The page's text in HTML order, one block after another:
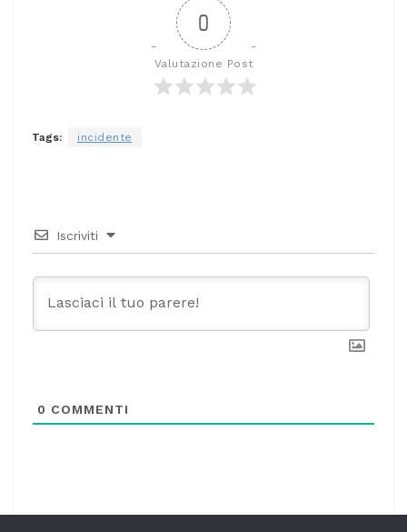
0
Valutazione Post
Tags: incidente
Iscriviti
0 COMMENTI